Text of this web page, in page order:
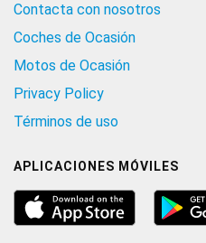
Contacta con nosotros
Coches de Ocasión
Motos de Ocasión
Privacy Policy
Términos de uso
APLICACIONES MÓVILES